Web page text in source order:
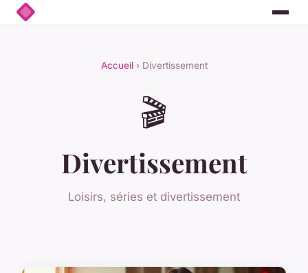
Accueil› Divertissement
🎬
Divertissement
Loisirs, séries et divertissement